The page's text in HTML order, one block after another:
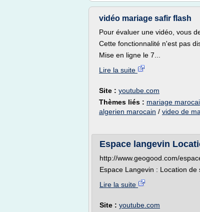
vidéo mariage safir flash
Pour évaluer une vidéo, vous
Cette fonctionnalité n'est pas
Mise en ligne le 7...
Lire la suite
Site : youtube.com
Thèmes liés : mariage
algerien marocain / video de
Espace langevin
http://www.geogood.com/
Espace Langevin : Location de
Lire la suite
Site : youtube.com